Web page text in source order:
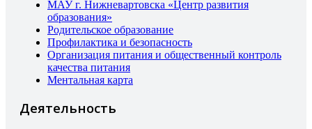
МАУ г. Нижневартовска «Центр развития
образования»
Родительское образование
Профилактика и безопасность
Организация питания и общественный контроль
качества питания
Ментальная карта
Деятельность